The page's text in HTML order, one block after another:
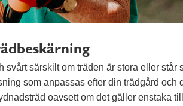
särskilt om träden är stora eller står
som anpassas efter din trädgård och
oavsett om det gäller enstaka